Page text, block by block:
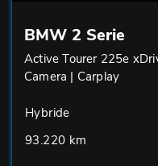
BMW 2 Serie
Active Tourer 225e
Camera | Carplay
Hybride
93.220 km